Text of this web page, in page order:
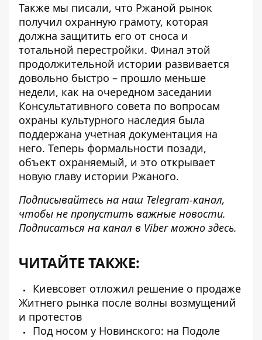
Также мы писали, что Ржаной рынок
получил охранную грамоту, которая
должна защитить его от сноса и
тотальной перестройки. Финал этой
продолжительной истории развивается
довольно быстро – прошло меньше
недели, как на очередном заседании
Консультативного совета по вопросам
охраны культурного наследия была
поддержана учетная документация на
него. Теперь формальности позади,
объект охраняемый, и это открывает
новую главу истории Ржаного.
Подписывайтесь на наш Telegram-канал,
чтобы не пропустить важные новости.
Подписаться на канал в Viber можно здесь.
ЧИТАЙТЕ ТАКЖЕ:
Киевсовет отложил решение о продаже
Житнего рынка после волны возмущений
и протестов
Под носом у Новинского: на Подоле